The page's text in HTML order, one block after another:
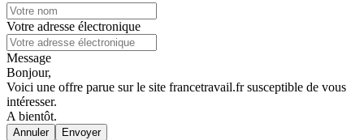
Votre adresse électronique
Message
Bonjour,
Voici une offre parue sur le site francetravail.fr susceptible de vous
intéresser.
A bientôt.
Annuler